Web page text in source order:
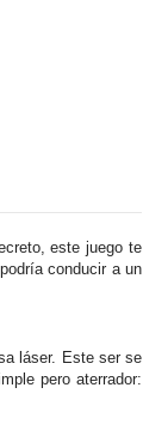
este juego te
conducir a un
láser. Este ser se
pero aterrador: